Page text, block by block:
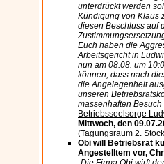
unterdrückt werden
Kündigung von Klaus
diesen Beschluss auf
Euch haben die
Arbeitsgericht in
nun am 08.08. um
können, dass nach
die Angelegenheit
unseren
massenhaften
Betriebsseelsorge
Mittwoch, den
(Tagungsraum 2.
Obi will Betriebsrat
Angestelltem vor,